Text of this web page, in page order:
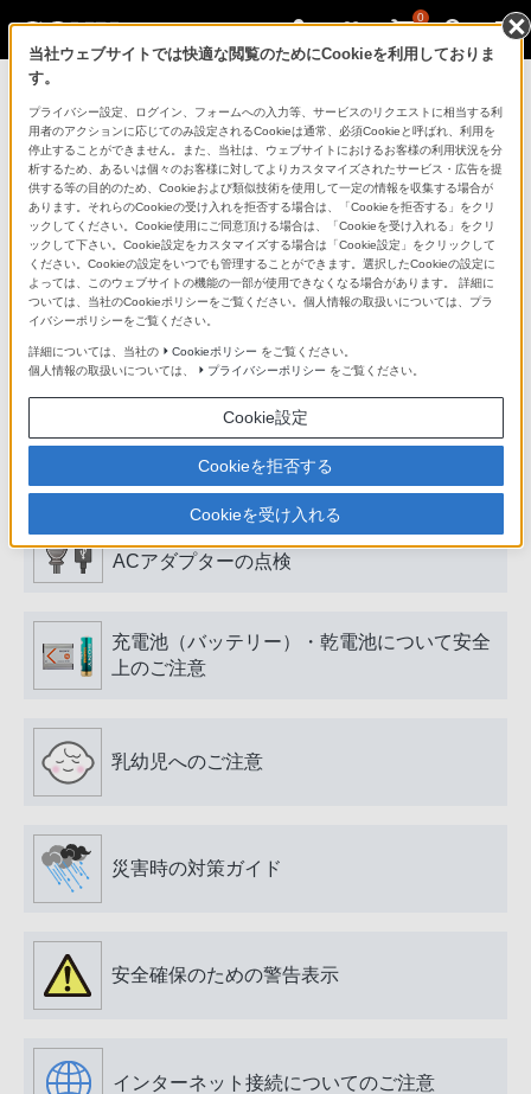
0
製品を安全に、安心してご使用いただ
くために
日常の清掃・点検が大切です。安全のため取扱説明書を
よく読みましょう。
製品に関する重要なお知らせ
安全で上手な使いかた
愛情点検のおすすめ
電源プラグ・コード、USB端子・ケーブル、
ACアダプターの点検
充電池（バッテリー）・乾電池について安全
上のご注意
乳幼児へのご注意
災害時の対策ガイド
安全確保のための警告表示
インターネット接続についてのご注意
当社ウェブサイトでは快適な閲覧のためにCookieを利用しておりま
す。
プライバシー設定、ログイン、フォームへの入力等、サービスのリクエストに相当する利
用者のアクションに応じてのみ設定されるCookieは通常、必須Cookieと呼ばれ、利用を
停止することができません。また、当社は、ウェブサイトにおけるお客様の利用状況を分
析するため、あるいは個々のお客様に対してよりカスタマイズされたサービス・広告を提
供する等の目的のため、Cookieおよび類似技術を使用して一定の情報を収集する場合が
あります。それらのCookieの受け入れを拒否する場合は、「Cookieを拒否する」をクリ
ックしてください。Cookie使用にご同意頂ける場合は、「Cookieを受け入れる」をクリ
ックして下さい。Cookie設定をカスタマイズする場合は「Cookie設定」をクリックして
ください。Cookieの設定をいつでも管理することができます。選択したCookieの設定に
よっては、このウェブサイトの機能の一部が使用できなくなる場合があります。 詳細に
ついては、当社のCookieポリシーをご覧ください。個人情報の取扱いについては、プラ
イバシーポリシーをご覧ください。
詳細については、当社の Cookieポリシー をご覧ください。
個人情報の取扱いについては、
プライバシーポリシー をご覧ください。
Cookie設定
Cookieを拒否する
Cookieを受け入れる